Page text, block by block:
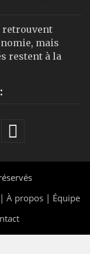
retrouvent
mais
restent à la
À propos | Équipe